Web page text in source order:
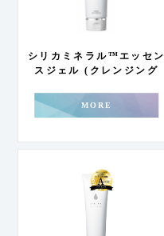
シリカミネラル™エッセン
スジェル (クレンジング
MORE